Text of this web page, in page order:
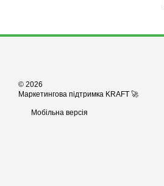
© 2026
Маркетингова підтримка KRAFT 🚀
Мобільна версія